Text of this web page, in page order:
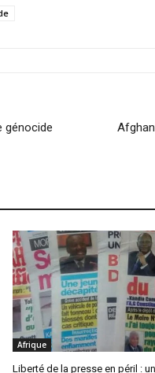
génocide
Afrique
Liberté de la presse en péril : un